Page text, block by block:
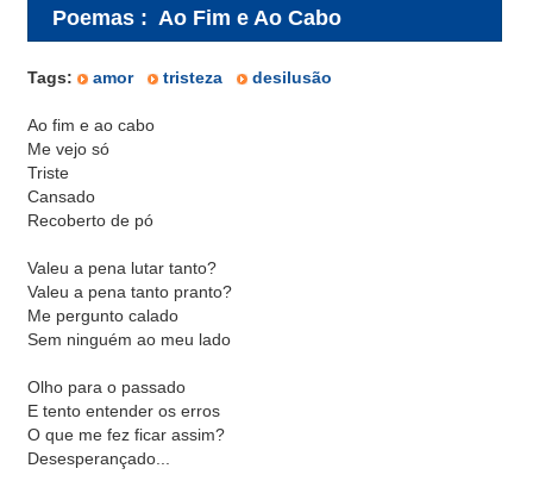
Poemas : Ao Fim e Ao Cabo
Tags: amor tristeza desilusão
Ao fim e ao cabo
Me vejo só
Triste
Cansado
Recoberto de pó
Valeu a pena lutar tanto?
Valeu a pena tanto pranto?
Me pergunto calado
Sem ninguém ao meu lado
Olho para o passado
E tento entender os erros
O que me fez ficar assim?
Desesperançado...